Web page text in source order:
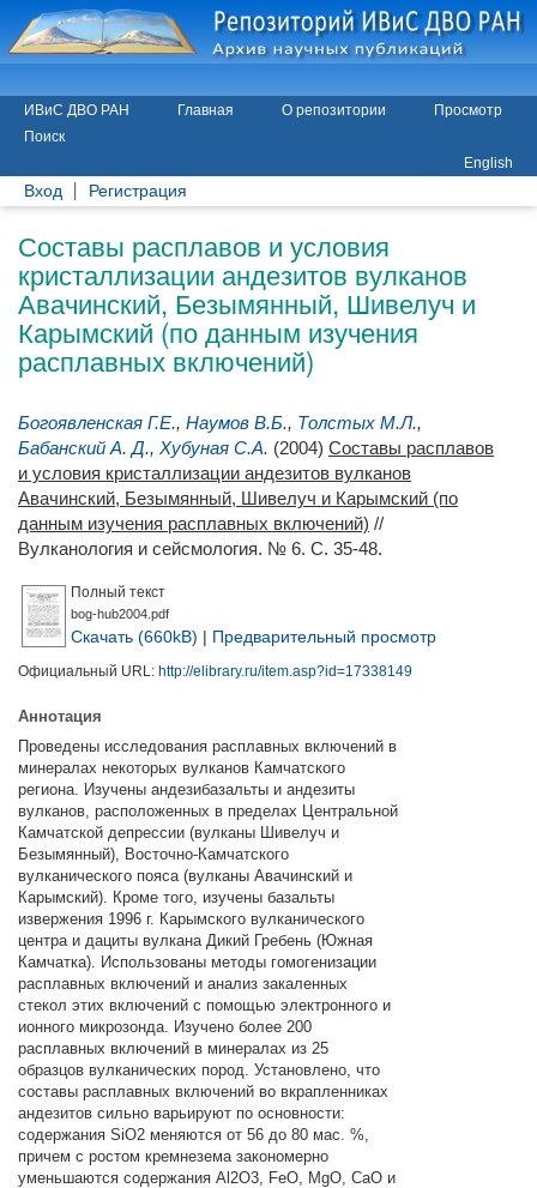
ИВиС ДВО РАН Главная О репозитории
Просмотр
Поиск
English
Вход Регистрация
Составы расплавов и условия
кристаллизации андезитов вулканов
Авачинский, Безымянный, Шивелуч и
Карымский (по данным изучения
расплавных включений)
Богоявленская Г.Е., Наумов В.Б., Толстых М.Л.,
Бабанский А. Д., Хубуная С.А. (2004) Составы расплавов
и условия кристаллизации андезитов вулканов
Авачинский, Безымянный, Шивелуч и Карымский (по
данным изучения расплавных включений) //
Вулканология и сейсмология. № 6. С. 35-48.
Полный текст
bog-hub2004.pdf
Скачать (660kB) | Предварительный просмотр
Официальный URL: http://elibrary.ru/item.asp?id=17338149
Аннотация
Проведены исследования расплавных включений в
минералах некоторых вулканов Камчатского
региона. Изучены андезибазальты и андезиты
вулканов, расположенных в пределах Центральной
Камчатской депрессии (вулканы Шивелуч и
Безымянный), Восточно-Камчатского
вулканического пояса (вулканы Авачинский и
Карымский). Кроме того, изучены базальты
извержения 1996 г. Карымского вулканического
центра и дациты вулкана Дикий Гребень (Южная
Камчатка). Использованы методы гомогенизации
расплавных включений и анализ закаленных
стекол этих включений с помощью электронного и
ионного микрозонда. Изучено более 200
расплавных включений в минералах из 25
образцов вулканических пород. Установлено, что
составы расплавных включений во вкрапленниках
андезитов сильно варьируют по основности:
содержания SiO2 меняются от 56 до 80 мас. %,
причем с ростом кремнезема закономерно
уменьшаются содержания Al2O3, FeO, MgO, CaO и